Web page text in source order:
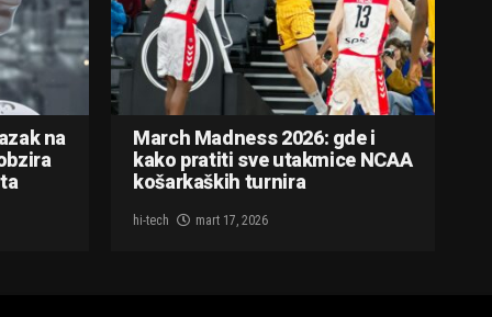
na March Madness 2026: gde i
kako pratiti sve utakmice NCAA
košarkaških turnira
hi-tech mart 17, 2026